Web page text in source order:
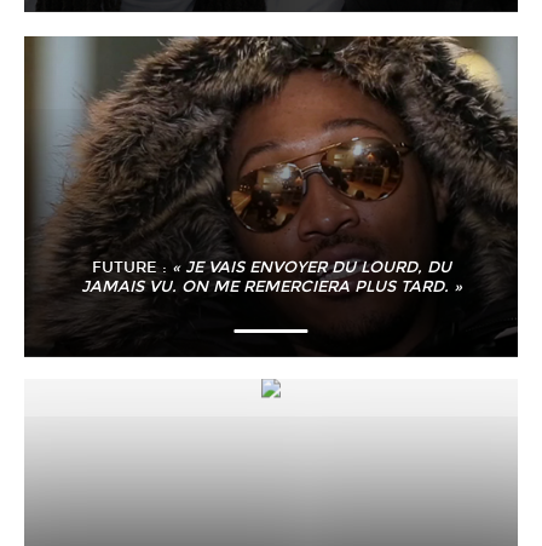
FUTURE : « JE VAIS ENVOYER DU LOURD, DU
JAMAIS VU. ON ME REMERCIERA PLUS TARD. »